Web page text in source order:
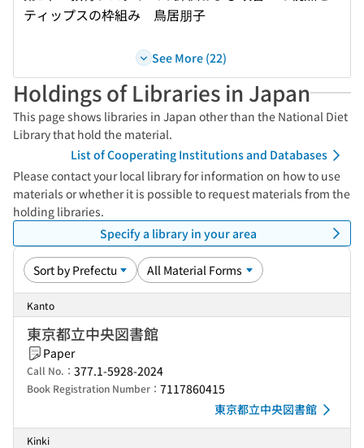
ティップスの枠組み 鳥居朋子
See More (22)
Holdings of Libraries in Japan
This page shows libraries in Japan other than the National Diet
Library that hold the material.
List of Cooperating Institutions and Databases
Please contact your local library for information on how to use
materials or whether it is possible to request materials from the
holding libraries.
Specify a library in your area
Kanto
東京都立中央図書館
Paper
Call No.： 377.1-5928-2024
Book Registration Number： 7117860415
東京都立中央図書館
Kinki